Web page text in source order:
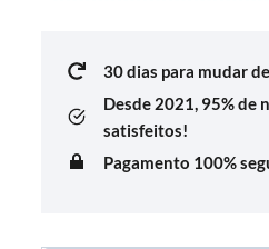
30 dias para mudar
Desde 2021, 95% de
satisfeitos!
Pagamento 100%